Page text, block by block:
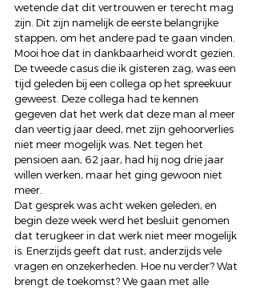
wetende dat dit vertrouwen er terecht mag
zijn. Dit zijn namelijk de eerste belangrijke
stappen, om het andere pad te gaan vinden.
Mooi hoe dat in dankbaarheid wordt gezien.
De tweede casus die ik gisteren zag, was een
tijd geleden bij een collega op het spreekuur
geweest. Deze collega had te kennen
gegeven dat het werk dat deze man al meer
dan veertig jaar deed, met zijn gehoorverlies
niet meer mogelijk was. Net tegen het
pensioen aan, 62 jaar, had hij nog drie jaar
willen werken, maar het ging gewoon niet
meer.
Dat gesprek was acht weken geleden, en
begin deze week werd het besluit genomen
dat terugkeer in dat werk niet meer mogelijk
is. Enerzijds geeft dat rust, anderzijds vele
vragen en onzekerheden. Hoe nu verder? Wat
brengt de toekomst? We gaan met alle